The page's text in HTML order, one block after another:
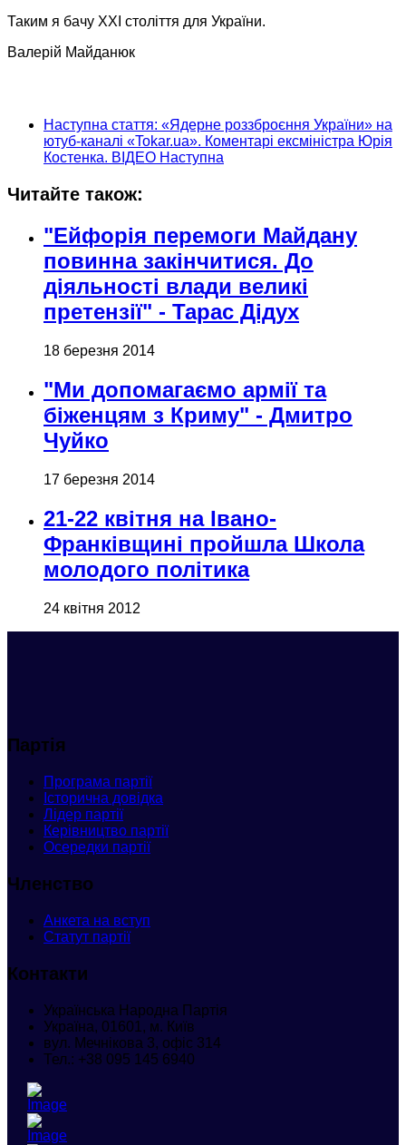
Таким я бачу ХХІ століття для України.
Валерій Майданюк
Наступна стаття: «Ядерне роззброєння України» на
ютуб-каналі «Tokar.ua». Коментарі ексміністра Юрія
Костенка. ВІДЕО Наступна
Читайте також:
"Ейфорія перемоги Майдану
повинна закінчитися. До
діяльності влади великі
претензії" - Тарас Дідух
18 березня 2014
"Ми допомагаємо армії та
біженцям з Криму" - Дмитро
Чуйко
17 березня 2014
21-22 квітня на Івано-
Франківщині пройшла Школа
молодого політика
24 квітня 2012
Партія
Програма партії
Історична довідка
Лідер партії
Керівництво партії
Осередки партії
Членство
Анкета на вступ
Статут партії
Контакти
Українська Народна Партія
Україна, 01601, м. Київ
вул. Мечнікова 3, офіс 314
Тел.: +38 095 145 6940